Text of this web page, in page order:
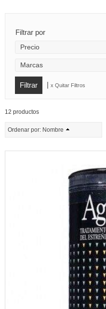
Filtrar por
Precio
Marcas
| x Quitar Filtros
12 productos
Ordenar por: Nombre